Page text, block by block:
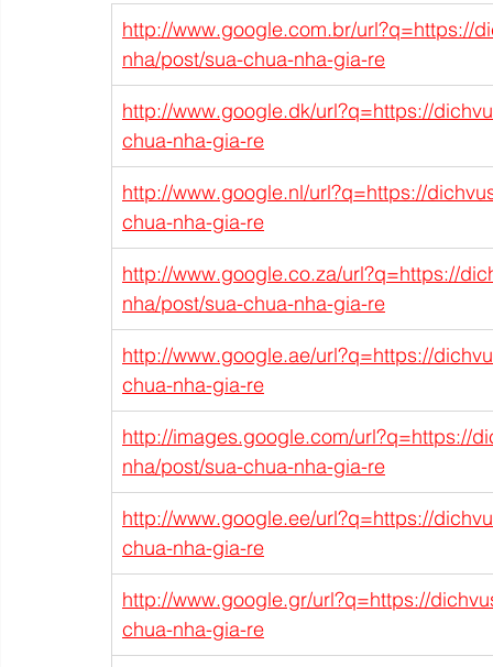
http://www.google.com.br/url?q=https://
nha/post/sua-chua-nha-gia-re
http://www.google.dk/url?q=https://
chua-nha-gia-re
http://www.google.nl/url?q=https://
chua-nha-gia-re
http://www.google.co.za/url?q=https://
nha/post/sua-chua-nha-gia-re
http://www.google.ae/url?q=https://
chua-nha-gia-re
http://images.google.com/url?q=https://
nha/post/sua-chua-nha-gia-re
http://www.google.ee/url?q=https://
chua-nha-gia-re
http://www.google.gr/url?q=https://
chua-nha-gia-re